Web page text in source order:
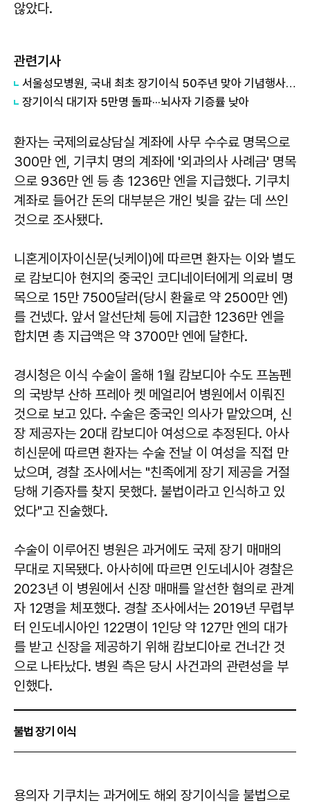
않았다.
관련기사
​서울성모병원, 국내 최초 장기이식 50주년 맞아 기념행사 진행
장기이식 대기자 5만명 돌파···뇌사자 기증률 낮아
환자는 국제의료상담실 계좌에 사무 수수료 명목으로
300만 엔, 기쿠치 명의 계좌에 '외과의사 사례금' 명목
으로 936만 엔 등 총 1236만 엔을 지급했다. 기쿠치
계좌로 들어간 돈의 대부분은 개인 빚을 갚는 데 쓰인
것으로 조사됐다.
니혼게이자이신문(닛케이)에 따르면 환자는 이와 별도
로 캄보디아 현지의 중국인 코디네이터에게 의료비 명
목으로 15만 7500달러(당시 환율로 약 2500만 엔)
를 건넸다. 앞서 알선단체 등에 지급한 1236만 엔을
합치면 총 지급액은 약 3700만 엔에 달한다.
경시청은 이식 수술이 올해 1월 캄보디아 수도 프놈펜
의 국방부 산하 프레아 켓 메얼리어 병원에서 이뤄진
것으로 보고 있다. 수술은 중국인 의사가 맡았으며, 신
장 제공자는 20대 캄보디아 여성으로 추정된다. 아사
히신문에 따르면 환자는 수술 전날 이 여성을 직접 만
났으며, 경찰 조사에서는 "친족에게 장기 제공을 거절
당해 기증자를 찾지 못했다. 불법이라고 인식하고 있
었다"고 진술했다.
수술이 이루어진 병원은 과거에도 국제 장기 매매의
무대로 지목됐다. 아사히에 따르면 인도네시아 경찰은
2023년 이 병원에서 신장 매매를 알선한 혐의로 관계
자 12명을 체포했다. 경찰 조사에서는 2019년 무렵부
터 인도네시아인 122명이 1인당 약 127만 엔의 대가
를 받고 신장을 제공하기 위해 캄보디아로 건너간 것
으로 나타났다. 병원 측은 당시 사건과의 관련성을 부
인했다.
불법 장기 이식
용의자 기쿠치는 과거에도 해외 장기이식을 불법으로